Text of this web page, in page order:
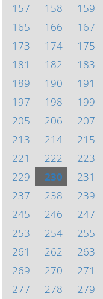
157
158 159
165
166 167
173
174 175
181
182 183
189
190 191
197
198 199
205
206 207
213
214 215
221
222 223
229
230 231
237
238 239
245
246 247
253
254 255
261
262 263
269
270 271
277
278 279